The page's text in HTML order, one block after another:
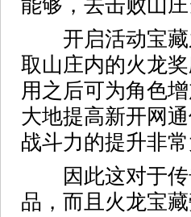
能够，去击败山
开启活动宝藏
取山庄内的火龙
用之后可为角色
大地提高新开网
战斗力的提升非常
因此这对于传
品，而且火龙宝